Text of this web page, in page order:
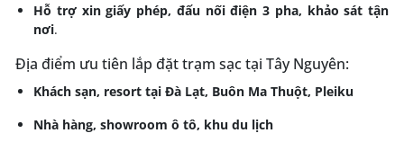
Hỗ trợ xin giấy phép, đấu nối điện 3 pha, khảo sát tận
nơi.
Địa điểm ưu tiên lắp đặt trạm sạc tại Tây Nguyên:
Khách sạn, resort tại Đà Lạt, Buôn Ma Thuột, Pleiku
Nhà hàng, showroom ô tô, khu du lịch